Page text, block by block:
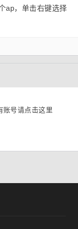
ap，单击右键选择
账号请点击这里